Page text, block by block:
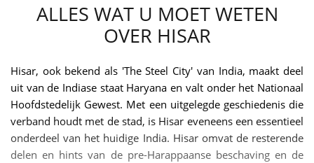
ALLES WAT U MOET WETEN
OVER HISAR
Hisar, ook bekend als 'The Steel City' van India, maakt deel
uit van de Indiase staat Haryana en valt onder het Nationaal
Hoofdstedelijk Gewest. Met een uitgelegde geschiedenis die
verband houdt met de stad, is Hisar eveneens een essentieel
onderdeel van het huidige India. Hisar omvat de resterende
delen en hints van de pre-Harappaanse beschaving en de